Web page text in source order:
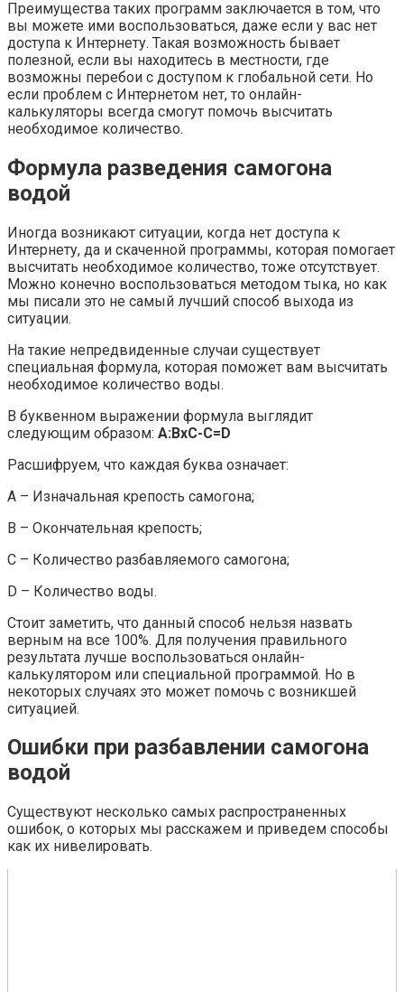
Преимущества таких программ заключается в том, что
вы можете ими воспользоваться, даже если у вас нет
доступа к Интернету. Такая возможность бывает
полезной, если вы находитесь в местности, где
возможны перебои с доступом к глобальной сети. Но
если проблем с Интернетом нет, то онлайн-
калькуляторы всегда смогут помочь высчитать
необходимое количество.
Формула разведения самогона
водой
Иногда возникают ситуации, когда нет доступа к
Интернету, да и скаченной программы, которая помогает
высчитать необходимое количество, тоже отсутствует.
Можно конечно воспользоваться методом тыка, но как
мы писали это не самый лучший способ выхода из
ситуации.
На такие непредвиденные случаи существует
специальная формула, которая поможет вам высчитать
необходимое количество воды.
В буквенном выражении формула выглядит
следующим образом: A:BxC-C=D
Расшифруем, что каждая буква означает:
A – Изначальная крепость самогона;
B – Окончательная крепость;
C – Количество разбавляемого самогона;
D – Количество воды.
Стоит заметить, что данный способ нельзя назвать
верным на все 100%. Для получения правильного
результата лучше воспользоваться онлайн-
калькулятором или специальной программой. Но в
некоторых случаях это может помочь с возникшей
ситуацией.
Ошибки при разбавлении самогона
водой
Существуют несколько самых распространенных
ошибок, о которых мы расскажем и приведем способы
как их нивелировать.